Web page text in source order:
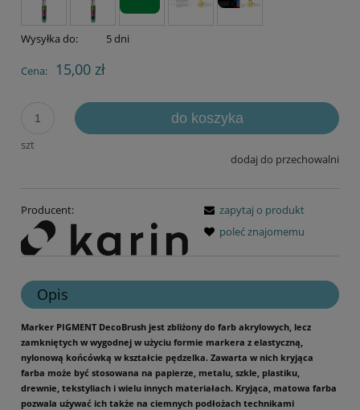
Wysyłka do: 5 dni
Cena: 15,00 zł
szt
do koszyka
dodaj do przechowalni
Producent:
zapytaj o produkt
poleć znajomemu
Opis
Marker PIGMENT DecoBrush jest zbliżony do farb akrylowych, lecz
zamkniętych w wygodnej w użyciu formie markera z elastyczną,
nylonową końcówką w kształcie pędzelka. Zawarta w nich kryjąca
farba może być stosowana na papierze, metalu, szkle, plastiku,
drewnie, tekstyliach i wielu innych materiałach. Kryjąca, matowa farba
pozwala używać ich także na ciemnych podłożach technikami